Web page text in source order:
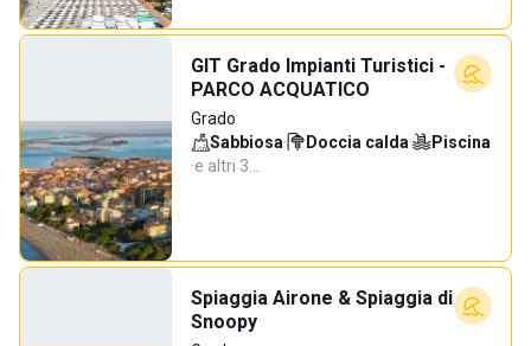
GIT Grado Impianti Turistici -
PARCO ACQUATICO
Grado
Sabbiosa· Doccia calda·
Piscina
·e altri 3…
Spiaggia Airone & Spiaggia di
Snoopy